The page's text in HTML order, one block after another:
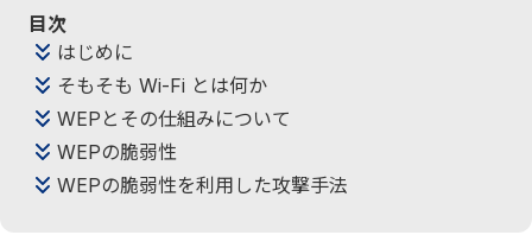
目次
はじめに
そもそも Wi-Fi とは何か
WEPとその仕組みについて
WEPの脆弱性
WEPの脆弱性を利用した攻撃手法